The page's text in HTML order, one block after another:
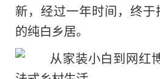
新，经过一年时间，终
的纯白乡居。